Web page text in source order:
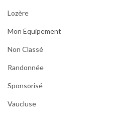
Lozère
Mon Équipement
Non Classé
Randonnée
Sponsorisé
Vaucluse